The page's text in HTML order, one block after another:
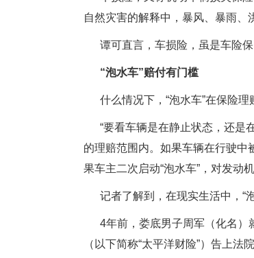
自然灾害的解释中，暴风、暴雨、
谭可直言，车损险，虽是车险
“泡水车”赔付有门槛
什么情况下，“泡水车”在保险理
“要看车辆是在静止状态，还是
的理赔范围内。如果车辆在行驶中
果车主二次启动“泡水车”，对发动
记者了解到，在现实生活中，“
4年前，娄底男子周军（化名）
（以下简称“太平洋财险”）告上法院